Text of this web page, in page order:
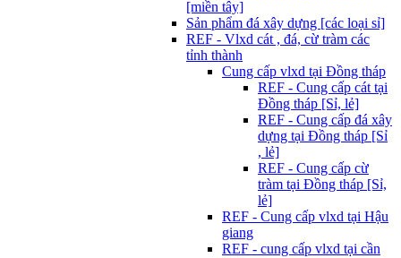
[miền tây]
Sản phẩm đá xây dựng [các loại sỉ]
REF - Vlxd cát , đá, cừ tràm các
tỉnh thành
Cung cấp vlxd tại Đồng tháp
REF - Cung cấp cát tại
Đồng tháp [Sỉ, lẻ]
REF - Cung cấp đá xây
dựng tại Đồng tháp [Sỉ
, lẻ]
REF - Cung cấp cừ
tràm tại Đồng tháp [Sỉ,
lẻ]
REF - Cung cấp vlxd tại Hậu
giang
REF - cung cấp vlxd tại cần